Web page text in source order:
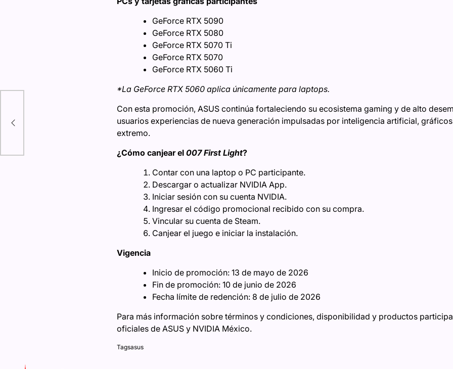
GeForce RTX 5090
GeForce RTX 5080
GeForce RTX 5070 Ti
GeForce RTX 5070
GeForce RTX 5060 Ti
*La GeForce RTX 5060 aplica únicamente para laptops.
Con esta promoción, ASUS continúa fortaleciendo su ecosistema gaming y de alto
usuarios experiencias de nueva generación impulsadas por inteligencia artificial,
extremo.
¿Cómo canjear el 007 First Light?
Contar con una laptop o PC participante.
Descargar o actualizar NVIDIA App.
Iniciar sesión con su cuenta NVIDIA.
Ingresar el código promocional recibido con su compra.
Vincular su cuenta de Steam.
Canjear el juego e iniciar la instalación.
Vigencia
Inicio de promoción: 13 de mayo de 2026
Fin de promoción: 10 de junio de 2026
Fecha límite de redención: 8 de julio de 2026
Para más información sobre términos y condiciones, disponibilidad y productos
oficiales de ASUS y NVIDIA México.
Tagsasus